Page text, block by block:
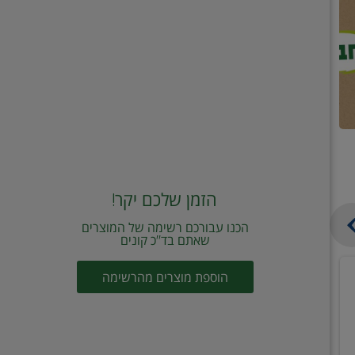
הזמן שלכם יקר!
הכנו עבורכם רשימה של המוצרים
שאתם בד"כ קונים
הוספת מוצרים מהרשימה